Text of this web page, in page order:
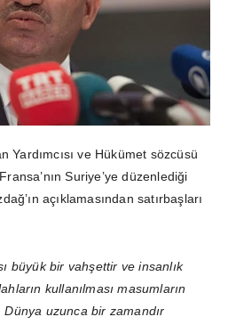
Yardımcısı ve Hükümet sözcüsü
Suriye’ye düzenlediği
açıklamasından satırbaşları
büyük bir vahşettir ve insanlık
kullanılması masumların
uzunca bir zamandır